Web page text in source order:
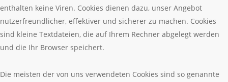
enthalten keine Viren. Cookies dienen dazu, unser Angebot
nutzerfreundlicher, effektiver und sicherer zu machen. Cookies
sind kleine Textdateien, die auf Ihrem Rechner abgelegt werden
und die Ihr Browser speichert.
Die meisten der von uns verwendeten Cookies sind so genannte